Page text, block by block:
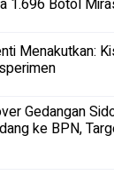
1.696 Botol
Menakutkan:
Gedangan
ke BPN,